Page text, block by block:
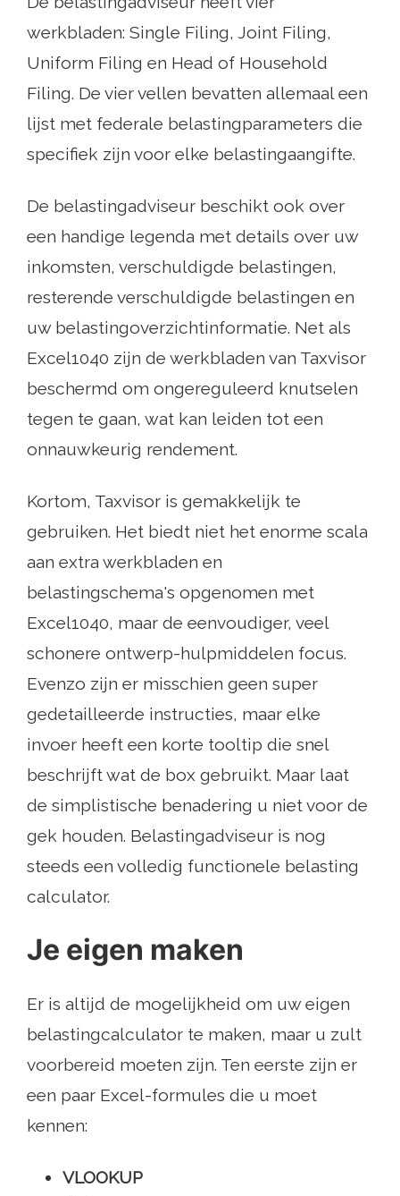
werkbladen: Single Filing, Joint Filing,
Uniform Filing en Head of Household
Filing. De vier vellen bevatten allemaal een
lijst met federale belastingparameters die
specifiek zijn voor elke belastingaangifte.
De belastingadviseur beschikt ook over
een handige legenda met details over uw
inkomsten, verschuldigde belastingen,
resterende verschuldigde belastingen en
uw belastingoverzichtinformatie. Net als
Excel1040 zijn de werkbladen van Taxvisor
beschermd om ongereguleerd knutselen
tegen te gaan, wat kan leiden tot een
onnauwkeurig rendement.
Kortom, Taxvisor is gemakkelijk te
gebruiken. Het biedt niet het enorme scala
aan extra werkbladen en
belastingschema's opgenomen met
Excel1040, maar de eenvoudiger, veel
schonere ontwerp-hulpmiddelen focus.
Evenzo zijn er misschien geen super
gedetailleerde instructies, maar elke
invoer heeft een korte tooltip die snel
beschrijft wat de box gebruikt. Maar laat
de simplistische benadering u niet voor de
gek houden. Belastingadviseur is nog
steeds een volledig functionele belasting
calculator.
Je eigen maken
Er is altijd de mogelijkheid om uw eigen
belastingcalculator te maken, maar u zult
voorbereid moeten zijn. Ten eerste zijn er
een paar Excel-formules die u moet
kennen:
VLOOKUP